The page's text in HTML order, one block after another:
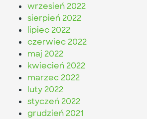
wrzesień 2022
sierpień 2022
lipiec 2022
czerwiec 2022
maj 2022
kwiecień 2022
marzec 2022
luty 2022
styczeń 2022
grudzień 2021